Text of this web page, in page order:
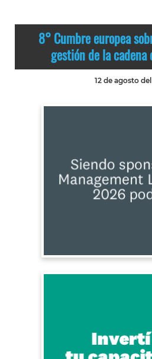
8° Cumbre europea
gestión de la
12 de agosto